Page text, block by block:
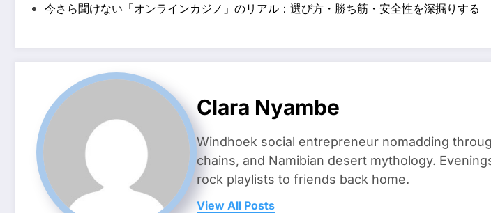
今さら聞けない「オンラインカジノ」のリアル：選び方・勝ち筋・安全性を深掘りする
Clara Nyambe
Windhoek social entrepreneur nomadding
chains, and Namibian desert mythology.
rock playlists to friends back home.
View All Posts